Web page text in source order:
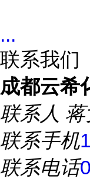
...
联系我们
成都云希
联系人
联系手机
联系电话